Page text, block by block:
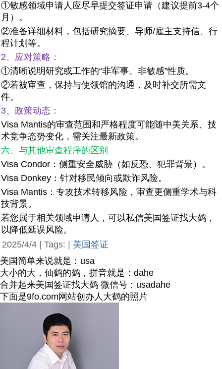
①敏感领域申请人应尽早提交签证申请（建议提前3-4个
月）。
②准备详细材料，包括研究摘要、导师/雇主支持信、行
程计划等。
2、应对策略：
①清晰说明研究或工作的“非军事、非敏感”性质。
②若被审查，保持与使领馆的沟通，及时补交所需文
件。
3、政策动态：
Visa Mantis的审查范围和严格程度可能随中美关系、技
术竞争态势变化，需关注最新政策。
六、与其他审查程序的区别
Visa Condor：侧重安全威胁（如反恐、犯罪背景）。
Visa Donkey：针对移民倾向或欺诈风险。
Visa Mantis：专攻技术转移风险，审查更侧重学术与科
技背景。
若您属于相关领域申请人，可以私信美国签证找大鹤，
以降低延误风险。
2025/4/4 | Tags: | 美国签证
美国简单来说就是：usa
大小的大，仙鹤的鹤，拼音就是：dahe
合并起来美国签证找大鹤 微信号：usadahe
下面是9fo.com网站创办人大鹤的照片